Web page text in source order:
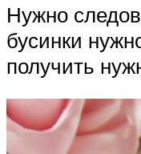
Нужно
бусинки
получить